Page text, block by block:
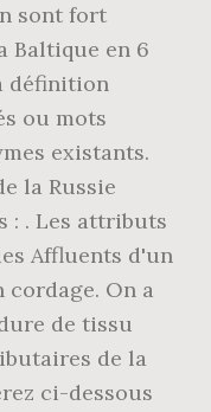
sont fort
Baltique en 6
définition
ou mots
existants.
la Russie
: . Les attributs
Affluents d'un
cordage. On a
de tissu
de la
ci-dessous